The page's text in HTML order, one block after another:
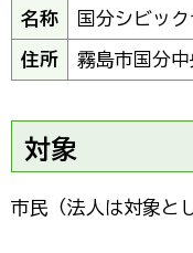
名称 国分シビッ
住所 霧島市国分中
対象
市民（法人は対象と